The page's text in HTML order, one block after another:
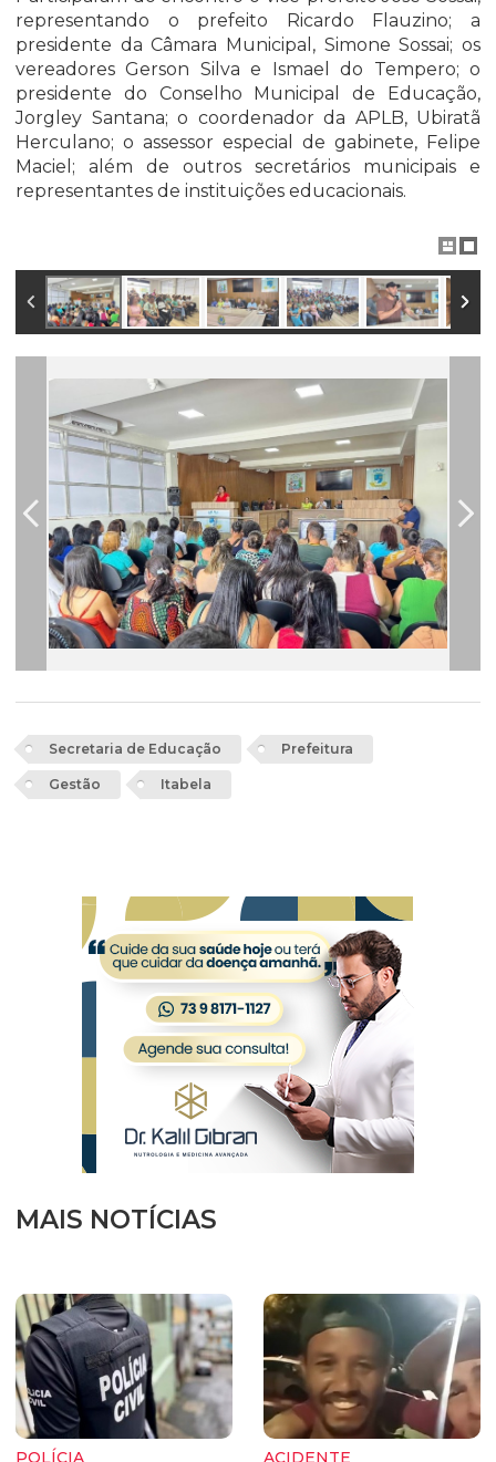
representando o prefeito Ricardo Flauzino; a
presidente da Câmara Municipal, Simone Sossai; os
vereadores Gerson Silva e Ismael do Tempero; o
presidente do Conselho Municipal de Educação,
Jorgley Santana; o coordenador da APLB, Ubiratã
Herculano; o assessor especial de gabinete, Felipe
Maciel; além de outros secretários municipais e
representantes de instituições educacionais.
Secretaria de Educação Prefeitura
Gestão Itabela
MAIS NOTÍCIAS
POLÍCIA ACIDENTE